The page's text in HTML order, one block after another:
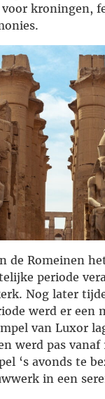
kroningen,
de Romeinen
periode
Nog later
werd er een
van Luxor
werd pas vanaf
‘s avonds te
in een